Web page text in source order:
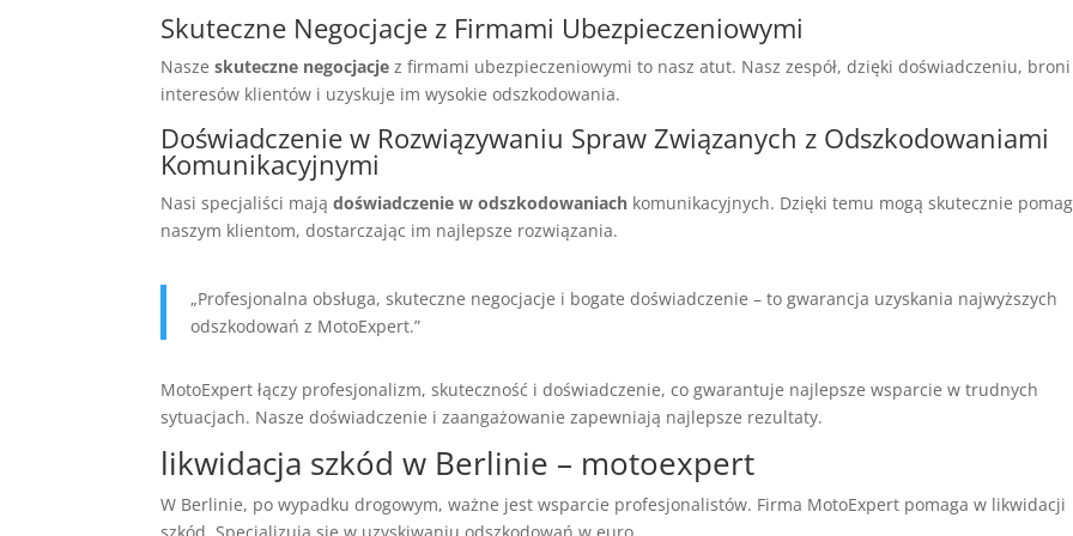
Skuteczne Negocjacje z Firmami Ubezpieczeniowymi
Naszeskuteczne negocjacje z firmami ubezpieczeniowymi to nasz atut. Nasz zespół, dzięki doświadczeniu, broni
interesów klientów i uzyskuje im wysokie odszkodowania.
Doświadczenie w Rozwiązywaniu Spraw Związanych z Odszkodowaniami
Komunikacyjnymi
Nasi specjaliści majądoświadczenie w odszkodowaniach komunikacyjnych. Dzięki temu mogą skutecznie
naszym klientom, dostarczając im najlepsze rozwiązania.
„Profesjonalna obsługa, skuteczne negocjacje i bogate doświadczenie – to gwarancja uzyskania najwyższych
odszkodowań z MotoExpert.”
MotoExpert łączy profesjonalizm, skuteczność i doświadczenie, co gwarantuje najlepsze wsparcie w trudnych
sytuacjach. Nasze doświadczenie i zaangażowanie zapewniają najlepsze rezultaty.
likwidacja szkód w Berlinie – motoexpert
W Berlinie, po wypadku drogowym, ważne jest wsparcie profesjonalistów. Firma MotoExpert pomaga w likwidacji